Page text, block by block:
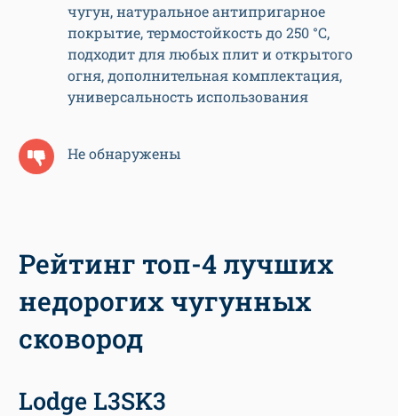
чугун, натуральное антипригарное
покрытие, термостойкость до 250 °C,
подходит для любых плит и открытого
огня, дополнительная комплектация,
универсальность использования
Не обнаружены
Рейтинг топ-4 лучших
недорогих чугунных
сковород
Lodge L3SK3